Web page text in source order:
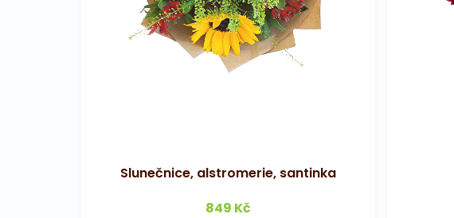
Slunečnice, alstromerie, santinka
849 Kč